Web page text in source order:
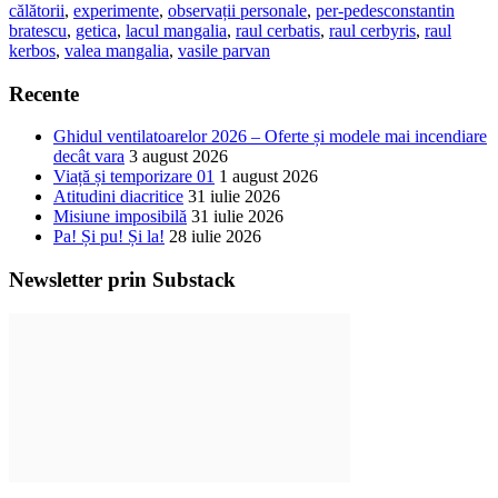
călătorii, experimente, observații personale, per-pedesconstantin
bratescu, getica, lacul mangalia, raul cerbatis, raul cerbyris, raul
kerbos, valea mangalia, vasile parvan
Recente
Ghidul ventilatoarelor 2026 – Oferte și modele mai incendiare
decât vara 3 august 2026
Viață și temporizare 01 1 august 2026
Atitudini diacritice 31 iulie 2026
Misiune imposibilă 31 iulie 2026
Pa! Și pu! Și la! 28 iulie 2026
Newsletter prin Substack